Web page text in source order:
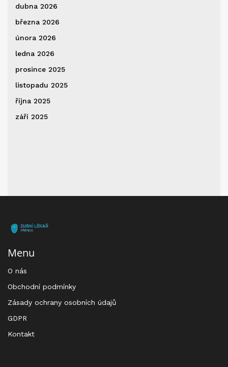
dubna 2026
března 2026
února 2026
ledna 2026
prosince 2025
listopadu 2025
října 2025
září 2025
Menu
O nás
Obchodní podmínky
Zásady ochrany osobních údajů
GDPR
Kontakt